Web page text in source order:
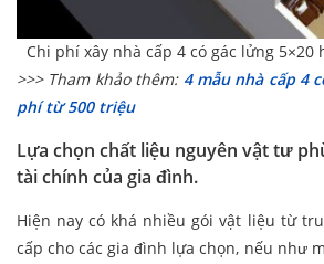
Chi phí xây nhà cấp 4 có gác lửng 5×20
>>> Tham khảo thêm: 4 mẫu nhà cấp 4
phí từ 500 triệu
Lựa chọn chất liệu nguyên vật tư
tài chính của gia đình.
Hiện nay có khá nhiều gói vật liệu từ
cấp cho các gia đình lựa chọn, nếu như